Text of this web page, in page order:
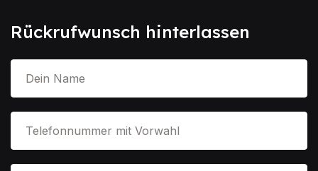
Rückrufwunsch hinterlassen